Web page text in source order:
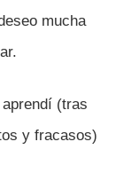
mucha
(tras
y fracasos)